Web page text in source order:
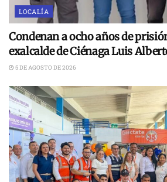
LOCALÍA
Condenan a ocho años de
exalcalde de Ciénaga Luis
5 DE AGOSTO DE 2026